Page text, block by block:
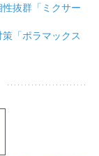
抜群「ミクサー
「ポラマックス